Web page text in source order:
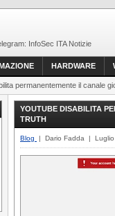
InfoSec ITA Notizie
HARDWARE
permanentemente il canale
YOUTUBE DISABILITA
TRUTH
Blog | Dario Fadda | Luglio